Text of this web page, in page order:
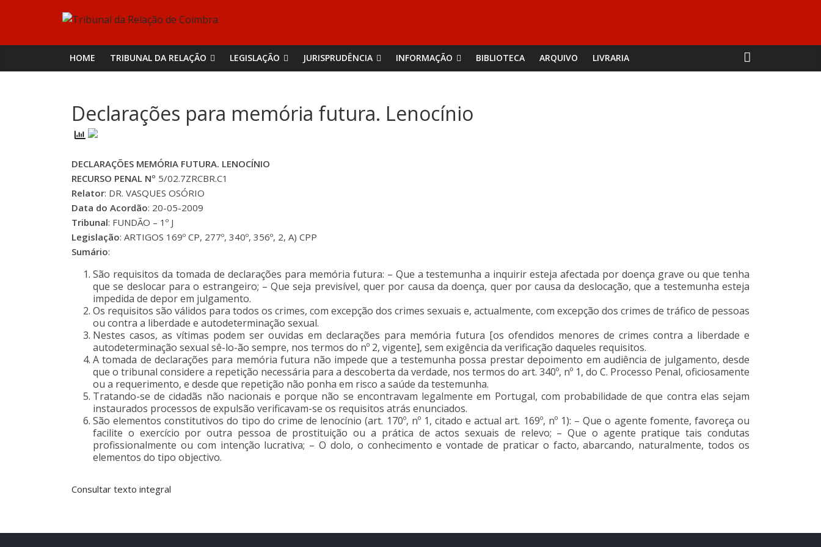
Tribunal
da
Relação
de
Coimbra
HOME TRIBUNAL DA RELAÇÃO LEGISLAÇÃO JURISPRUDÊNCIA INFORMAÇÃO BIBLIOTECA ARQUIVO LIVRARIA
Declarações para memória futura. Lenocínio
DECLARAÇÕES MEMÓRIA FUTURA. LENOCÍNIO
RECURSO PENAL Nº 5/02.7ZRCBR.C1
Relator: DR. VASQUES OSÓRIO
Data do Acordão: 20-05-2009
Tribunal: FUNDÃO – 1º J
Legislação: ARTIGOS 169º CP, 277º, 340º, 356º, 2, A) CPP
Sumário:
São requisitos da tomada de declarações para memória futura: – Que a testemunha a inquirir esteja afectada por doença grave ou que tenha
que se deslocar para o estrangeiro; – Que seja previsível, quer por causa da doença, quer por causa da deslocação, que a testemunha esteja
impedida de depor em julgamento.
Os requisitos são válidos para todos os crimes, com excepção dos crimes sexuais e, actualmente, com excepção dos crimes de tráfico de pessoas
ou contra a liberdade e autodeterminação sexual.
Nestes casos, as vítimas podem ser ouvidas em declarações para memória futura [os ofendidos menores de crimes contra a liberdade e
autodeterminação sexual sê-lo-ão sempre, nos termos do nº 2, vigente], sem exigência da verificação daqueles requisitos.
A tomada de declarações para memória futura não impede que a testemunha possa prestar depoimento em audiência de julgamento, desde
que o tribunal considere a repetição necessária para a descoberta da verdade, nos termos do art. 340º, nº 1, do C. Processo Penal, oficiosamente
ou a requerimento, e desde que repetição não ponha em risco a saúde da testemunha.
Tratando-se de cidadãs não nacionais e porque não se encontravam legalmente em Portugal, com probabilidade de que contra elas sejam
instaurados processos de expulsão verificavam-se os requisitos atrás enunciados.
São elementos constitutivos do tipo do crime de lenocínio (art. 170º, nº 1, citado e actual art. 169º, nº 1): – Que o agente fomente, favoreça ou
facilite o exercício por outra pessoa de prostituição ou a prática de actos sexuais de relevo; – Que o agente pratique tais condutas
profissionalmente ou com intenção lucrativa; – O dolo, o conhecimento e vontade de praticar o facto, abarcando, naturalmente, todos os
elementos do tipo objectivo.
Consultar texto integral